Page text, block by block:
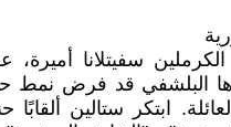
سفيتلانا أميرة،
البلشفي قد فرض نمط
ابتكر ستالين ألقابًا